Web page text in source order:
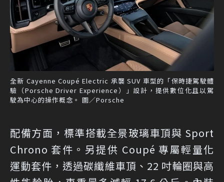
全新 Cayenne Coupé Electric 承襲 SUV 車型的「保時捷駕駛體
驗（Porsche Driver Experience）」設計，提供數位化且以駕
駛為中心的操作概念。 圖／Porsche
配備方面，標準搭載全景玻璃車頂與 Sport
Chrono 套件。另提供 Coupé 專屬輕量化
運動套件，透過碳纖維車頂、22 吋輪圈與高